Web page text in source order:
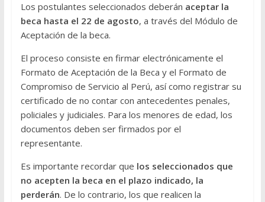
Los postulantes seleccionados deberán aceptar la
beca hasta el 22 de agosto, a través del Módulo de
Aceptación de la beca.
El proceso consiste en firmar electrónicamente el
Formato de Aceptación de la Beca y el Formato de
Compromiso de Servicio al Perú, así como registrar su
certificado de no contar con antecedentes penales,
policiales y judiciales. Para los menores de edad, los
documentos deben ser firmados por el
representante.
Es importante recordar que los seleccionados que
no acepten la beca en el plazo indicado, la
perderán. De lo contrario, los que realicen la